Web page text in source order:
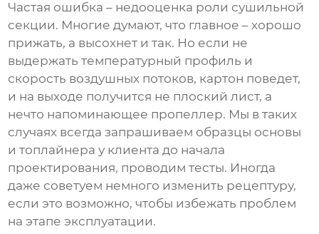
Частая ошибка – недооценка роли сушильной
секции. Многие думают, что главное – хорошо
прижать, а высохнет и так. Но если не
выдержать температурный профиль и
скорость воздушных потоков, картон поведет,
и на выходе получится не плоский лист, а
нечто напоминающее пропеллер. Мы в таких
случаях всегда запрашиваем образцы основы
и топлайнера у клиента до начала
проектирования, проводим тесты. Иногда
даже советуем немного изменить рецептуру,
если это возможно, чтобы избежать проблем
на этапе эксплуатации.